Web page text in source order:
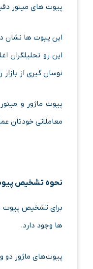
پیوت های مینور
این پیوت ها نشان
این رو تحلیلگران
نوسان گیری از
پیوت ماژور و
معاملاتی خودتان
نحوه تشخیص پیوت
برای تشخیص پیوت
ها وجود دارد.
پیوت‌های ماژور دو